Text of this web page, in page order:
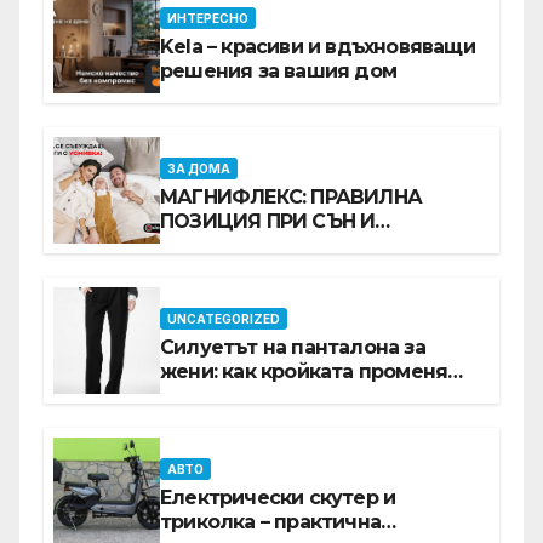
ИНТЕРЕСНО
Kela – красиви и вдъхновяващи
решения за вашия дом
ЗА ДОМА
МАГНИФЛЕКС: ПРАВИЛНА
ПОЗИЦИЯ ПРИ СЪН И
UNCATEGORIZED
Силуетът на панталона за
жени: как кройката променя
АВТО
Електрически скутер и
триколка – практична